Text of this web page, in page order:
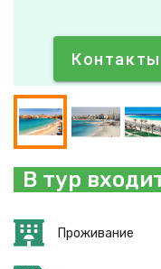
В тур
Проживание